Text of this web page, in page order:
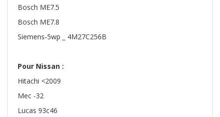
Bosch ME7.5
Bosch ME7.8
Siemens-5wp _ 4M27C256B
Pour Nissan :
Hitachi <2009
Mec -32
Lucas 93c46